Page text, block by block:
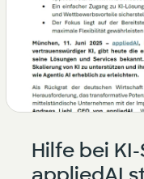
Hilfe bei